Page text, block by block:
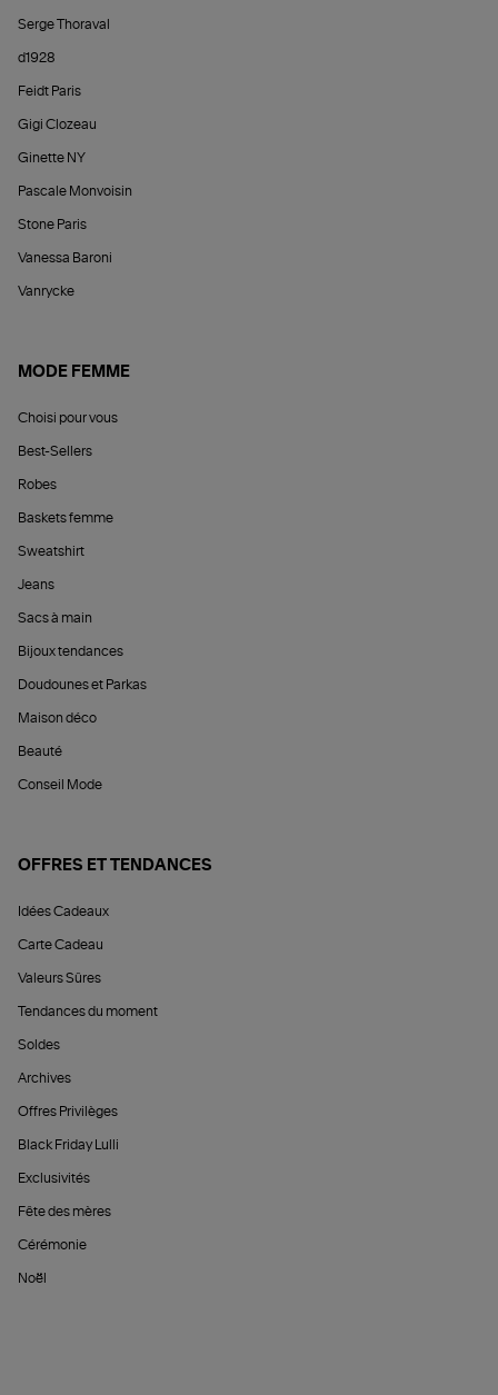
Serge Thoraval
d1928
Feidt Paris
Gigi Clozeau
Ginette NY
Pascale Monvoisin
Stone Paris
Vanessa Baroni
Vanrycke
MODE FEMME
Choisi pour vous
Best-Sellers
Robes
Baskets femme
Sweatshirt
Jeans
Sacs à main
Bijoux tendances
Doudounes et Parkas
Maison déco
Beauté
Conseil Mode
OFFRES ET TENDANCES
Idées Cadeaux
Carte Cadeau
Valeurs Sûres
Tendances du moment
Soldes
Archives
Offres Privilèges
Black Friday Lulli
Exclusivités
Fête des mères
Cérémonie
Noël